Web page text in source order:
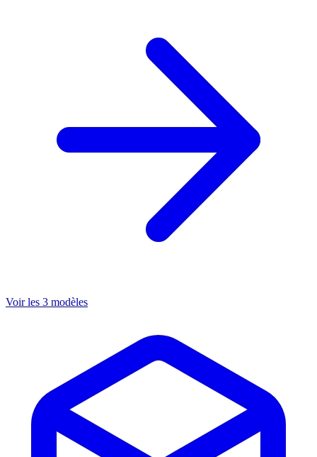
Voir les 3 modèles